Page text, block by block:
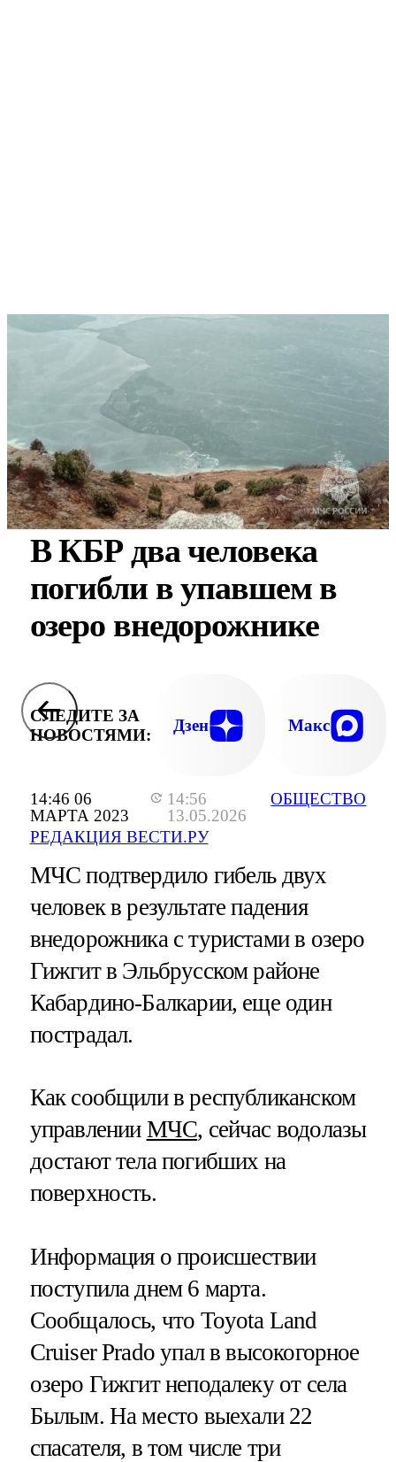
14:46 06
МАРТА 2023
14:56
13.05.2026
РЕДАКЦИЯ ВЕСТИ.РУ
ОБЩЕСТВО
В КБР два человека
погибли в упавшем в
озеро внедорожнике
СЛЕДИТЕ ЗА
НОВОСТЯМИ:
Дзен Макс
МЧС подтвердило гибель двух
человек в результате падения
внедорожника с туристами в озеро
Гижгит в Эльбрусском районе
Кабардино-Балкарии, еще один
пострадал.
Как сообщили в республиканском
управлении МЧС, сейчас водолазы
достают тела погибших на
поверхность.
Информация о происшествии
поступила днем 6 марта.
Сообщалось, что Toyota Land
Cruiser Prado упал в высокогорное
озеро Гижгит неподалеку от села
Былым. На место выехали 22
спасателя, в том числе три